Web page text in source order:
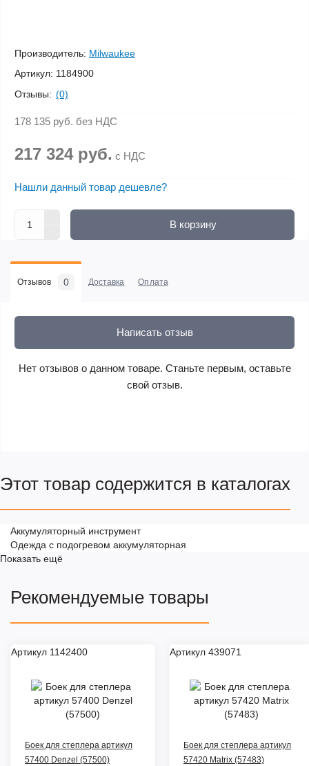
Производитель: Milwaukee
Артикул: 1184900
Отзывы: (0)
178 135 руб. без НДС
217 324 руб. с НДС
Нашли данный товар дешевле?
В корзину
Отзывов 0 Доставка Оплата
Написать отзыв
Нет отзывов о данном товаре. Станьте первым, оставьте
свой отзыв.
Этот товар содержится в каталогах
Аккумуляторный инструмент
Одежда с подогревом аккумуляторная
Показать ещё
Рекомендуемые товары
Артикул 1142400
Боек для степлера артикул
57400 Denzel (57500)
Артикул 439071
Боек для степлера артикул
57420 Matrix (57483)